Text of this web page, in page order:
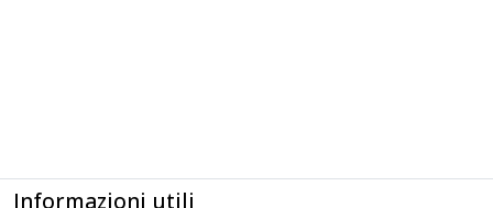
Informazioni utili